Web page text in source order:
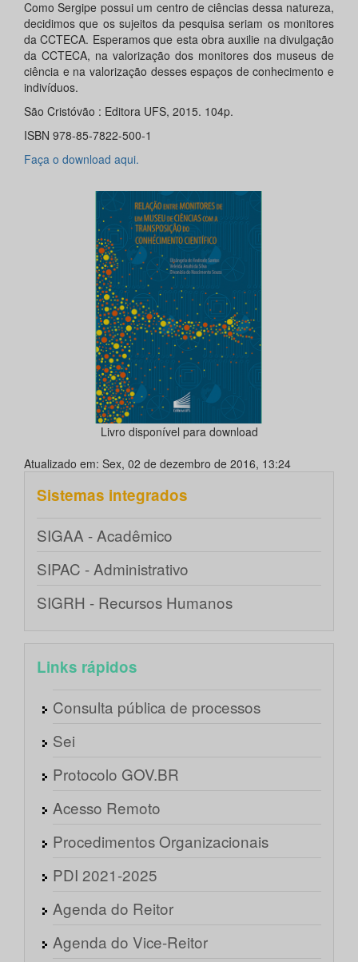
Como Sergipe possui um centro de ciências dessa natureza,
decidimos que os sujeitos da pesquisa seriam os monitores
da CCTECA. Esperamos que esta obra auxilie na divulgação
da CCTECA, na valorização dos monitores dos museus de
ciência e na valorização desses espaços de conhecimento e
indivíduos.
São Cristóvão : Editora UFS, 2015. 104p.
ISBN 978-85-7822-500-1
Faça o download aqui.
Livro disponível para download
Atualizado em: Sex, 02 de dezembro de 2016, 13:24
Sistemas integrados
SIGAA - Acadêmico
SIPAC - Administrativo
SIGRH - Recursos Humanos
Links rápidos
Consulta pública de processos
Sei
Protocolo GOV.BR
Acesso Remoto
Procedimentos Organizacionais
PDI 2021-2025
Agenda do Reitor
Agenda do Vice-Reitor